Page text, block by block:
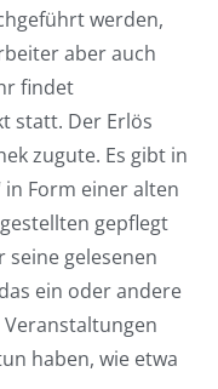
werden,
aber auch
findet
statt. Der Erlös
zugute. Es gibt in
in Form einer alten
gepflegt
gelesenen
ein oder andere
haben, wie etwa